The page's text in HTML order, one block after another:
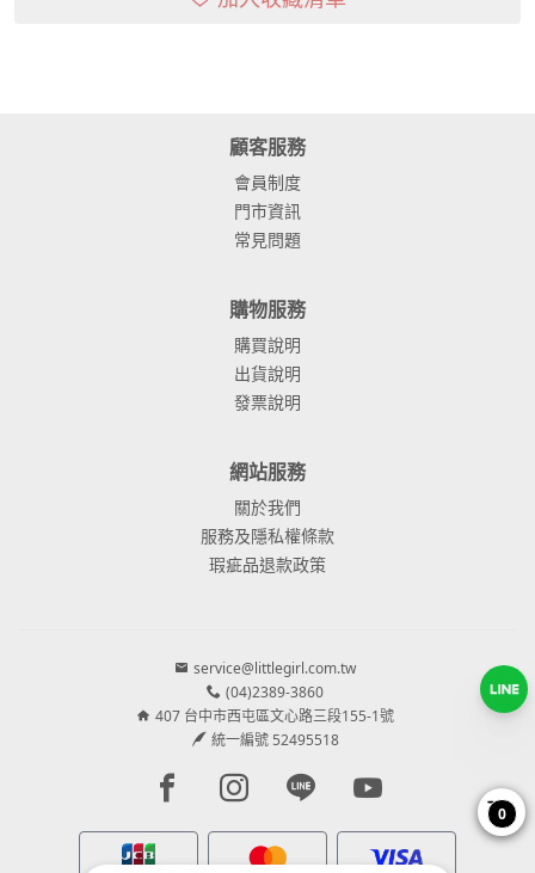
顧客服務
會員制度
門市資訊
常見問題
購物服務
購買說明
出貨說明
發票說明
網站服務
關於我們
服務及隱私權條款
瑕疵品退款政策
service@littlegirl.com.tw
(04)2389-3860
407 台中市西屯區文心路三段155-1號
統一編號 52495518
Facebook page
Instagram page
Line pageYoutube page
0